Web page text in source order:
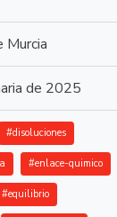
Murcia
de 2025
#disoluciones
#enlace-quimico
#equilibrio